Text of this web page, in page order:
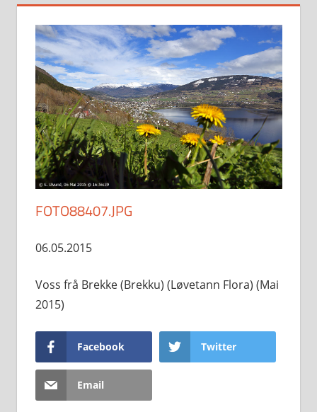
FOTO88407.JPG
06.05.2015
Voss frå Brekke (Brekku) (Løvetann Flora) (Mai
2015)
Facebook Twitter
Email